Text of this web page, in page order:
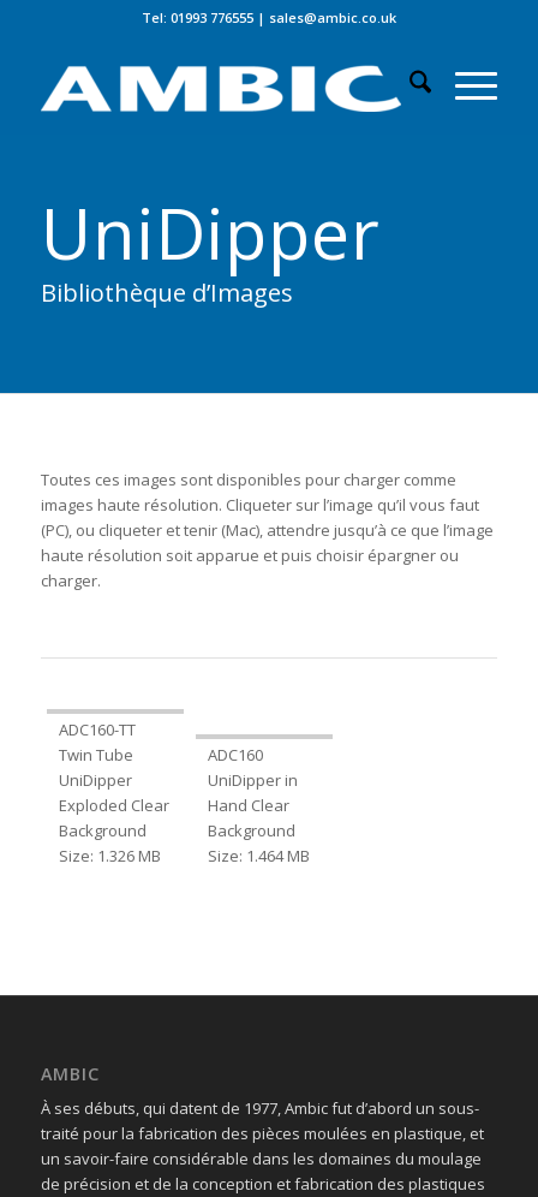
Tel: 01993 776555| sales@ambic.co.uk
UniDipper
Bibliothèque d’Images
Toutes ces images sont disponibles pour charger comme
images haute résolution. Cliqueter sur l’image qu’il vous faut
(PC), ou cliqueter et tenir (Mac), attendre jusqu’à ce que l’image
haute résolution soit apparue et puis choisir épargner ou
charger.
ADC160-TT
Twin Tube
UniDipper
Exploded Clear
Background
Size: 1.326 MB
ADC160
UniDipper in
Hand Clear
Background
Size: 1.464 MB
AMBIC
À ses débuts, qui datent de 1977, Ambic fut d’abord un sous-
traité pour la fabrication des pièces moulées en plastique, et
un savoir-faire considérable dans les domaines du moulage
de précision et de la conception et fabrication des plastiques